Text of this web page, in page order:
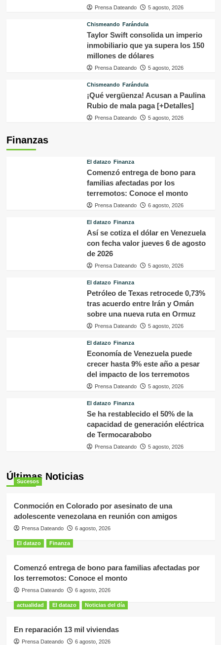
Prensa Dateando 5 agosto, 2026
Chismeando Farándula
Taylor Swift consolida un imperio
inmobiliario que ya supera los 150
millones de dólares
Prensa Dateando 5 agosto, 2026
Chismeando Farándula
¡Qué vergüenza! Acusan a Paulina
Rubio de mala paga [+Detalles]
Prensa Dateando 5 agosto, 2026
Finanzas
El datazo Finanza
Comenzó entrega de bono para
familias afectadas por los
terremotos: Conoce el monto
Prensa Dateando 6 agosto, 2026
El datazo Finanza
Así se cotiza el dólar en Venezuela
con fecha valor jueves 6 de agosto
de 2026
Prensa Dateando 5 agosto, 2026
El datazo Finanza
Petróleo de Texas retrocede 0,73%
tras acuerdo entre Irán y Omán
sobre una nueva ruta en Ormuz
Prensa Dateando 5 agosto, 2026
El datazo Finanza
Economía de Venezuela puede
crecer hasta 9% este año a pesar
del impacto de los terremotos
Prensa Dateando 5 agosto, 2026
El datazo Finanza
Se ha restablecido el 50% de la
capacidad de generación eléctrica
de Termocarabobo
Prensa Dateando 5 agosto, 2026
Últimas Noticias
Sucesos
Conmoción en Colorado por asesinato de una
adolescente venezolana en reunión con amigos
Prensa Dateando 6 agosto, 2026
El datazo Finanza
Comenzó entrega de bono para familias afectadas por
los terremotos: Conoce el monto
Prensa Dateando 6 agosto, 2026
actualidad El datazo Noticias del día
En reparación 13 mil viviendas
Prensa Dateando 6 agosto, 2026